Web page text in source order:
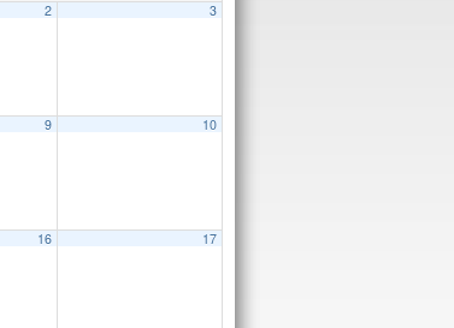
2 3
9 10
16 17